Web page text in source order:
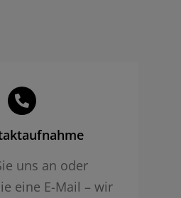
uns an oder
eine E-Mail – wir